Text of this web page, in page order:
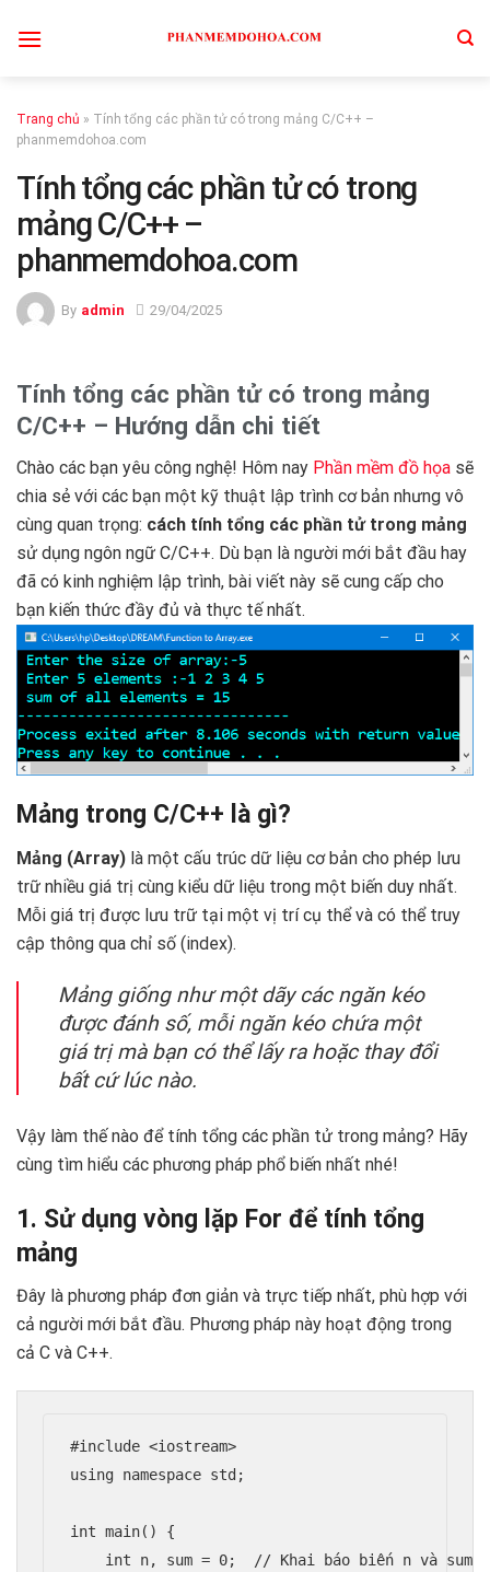
Trang chủ » Tính tổng các phần tử có trong mảng C/C++ –
phanmemdohoa.com
Tính tổng các phần tử có trong
mảng C/C++ –
phanmemdohoa.com
By admin 29/04/2025
Tính tổng các phần tử có trong mảng
C/C++ – Hướng dẫn chi tiết
Chào các bạn yêu công nghệ! Hôm nay Phần mềm đồ họa sẽ
chia sẻ với các bạn một kỹ thuật lập trình cơ bản nhưng vô
cùng quan trọng: cách tính tổng các phần tử trong mảng
sử dụng ngôn ngữ C/C++. Dù bạn là người mới bắt đầu hay
đã có kinh nghiệm lập trình, bài viết này sẽ cung cấp cho
bạn kiến thức đầy đủ và thực tế nhất.
Mảng trong C/C++ là gì?
Mảng (Array) là một cấu trúc dữ liệu cơ bản cho phép lưu
trữ nhiều giá trị cùng kiểu dữ liệu trong một biến duy nhất.
Mỗi giá trị được lưu trữ tại một vị trí cụ thể và có thể truy
cập thông qua chỉ số (index).
Mảng giống như một dãy các ngăn kéo
được đánh số, mỗi ngăn kéo chứa một
giá trị mà bạn có thể lấy ra hoặc thay đổi
bất cứ lúc nào.
Vậy làm thế nào để tính tổng các phần tử trong mảng? Hãy
cùng tìm hiểu các phương pháp phổ biến nhất nhé!
1. Sử dụng vòng lặp For để tính tổng
mảng
Đây là phương pháp đơn giản và trực tiếp nhất, phù hợp với
cả người mới bắt đầu. Phương pháp này hoạt động trong
cả C và C++.
#include <iostream>
using namespace std;
int main() {
int n, sum = 0;  // Khai báo biến n và sum